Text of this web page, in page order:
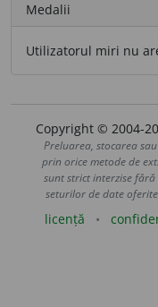
Medalii
Utilizatorul miri nu
Copyright © 2004-
Preluarea, stocarea
prin orice metode de
sunt strict interzise
seturilor de date
licență